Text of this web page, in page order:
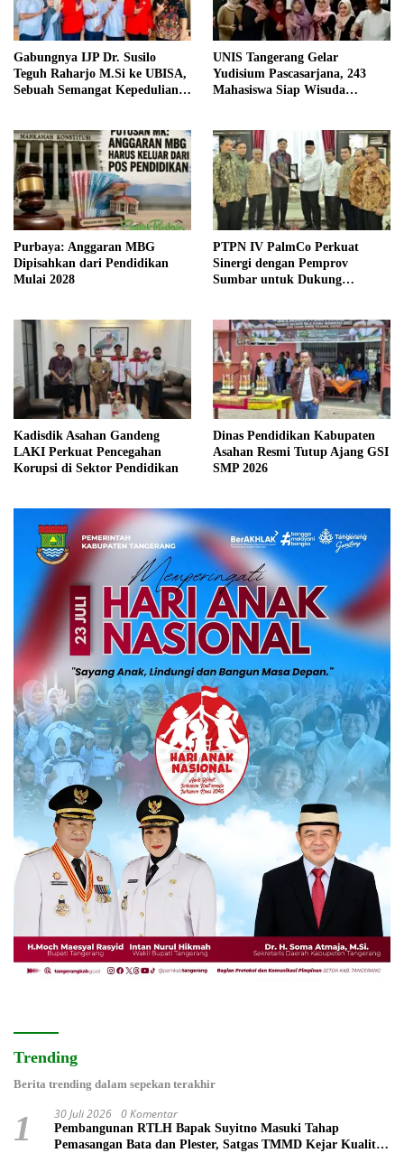
Gabungnya IJP Dr. Susilo
Teguh Raharjo M.Si ke UBISA,
Sebuah Semangat Kepedulian
UNIS Tangerang Gelar
Yudisium Pascasarjana, 243
Mahasiswa Siap Wisuda
Purbaya: Anggaran MBG
Dipisahkan dari Pendidikan
Mulai 2028
PTPN IV PalmCo Perkuat
Sinergi dengan Pemprov
Sumbar untuk Dukung
Kadisdik Asahan Gandeng
LAKI Perkuat Pencegahan
Korupsi di Sektor Pendidikan
Dinas Pendidikan Kabupaten
Asahan Resmi Tutup Ajang GSI
SMP 2026
Trending
Berita trending dalam sepekan terakhir
1 30 Juli 2026 0 Komentar
Pembangunan RTLH Bapak Suyitno Masuki Tahap
Pemasangan Bata dan Plester, Satgas TMMD Kejar Kualitas